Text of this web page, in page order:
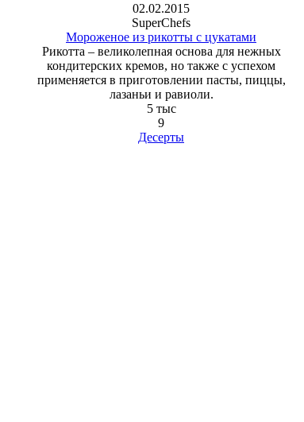
02.02.2015
SuperChefs
Мороженое из рикотты с цукатами
Рикотта – великолепная основа для нежных
кондитерских кремов, но также с успехом
применяется в приготовлении пасты, пиццы,
лазаньи и равиоли.
5 тыс
9
Десерты